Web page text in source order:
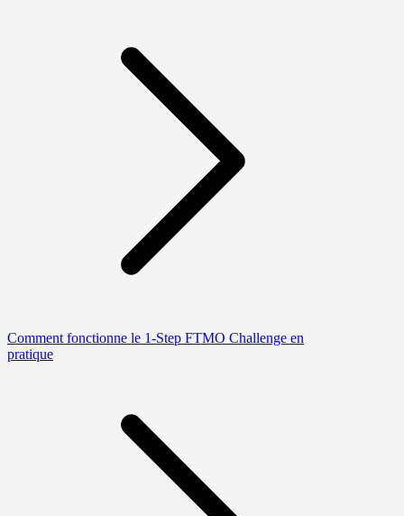
Comment fonctionne le 1-Step FTMO Challenge en
pratique